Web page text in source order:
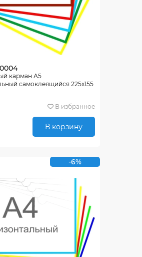
карман А5
самоклеящийся 225х155
В избранное
В корзину
-6%